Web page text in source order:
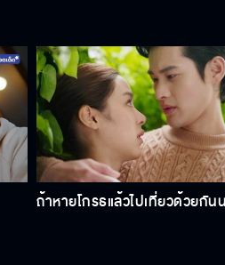
ถ้าหายโกรธแล้วไปเที่ยวด้วยกัน